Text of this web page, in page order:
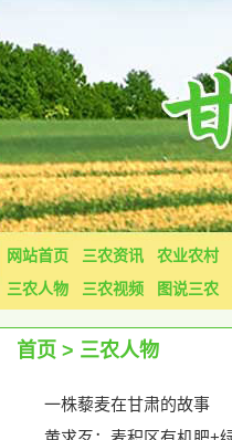
网站首页 三农资讯 农业农村
三农人物
三农视频 图说三农
首页 > 三农人物
一株藜麦在甘肃的故事